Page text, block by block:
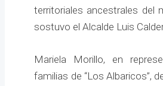
territoriales ancestrales del
sostuvo el Alcalde Luis
Mariela Morillo, en
familias de “Los Albaricos”,